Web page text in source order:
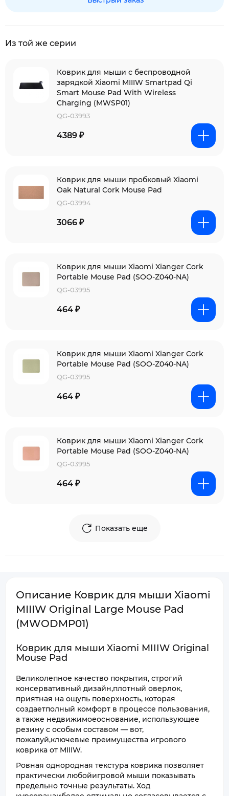
Из той же серии
Коврик для мыши с беспроводной
зарядкой Xiaomi MIIIW Smartpad Qi
Smart Mouse Pad With Wireless
Charging (MWSP01)
QG-03993
4389 ₽
Коврик для мыши пробковый Xiaomi
Oak Natural Cork Mouse Pad
QG-03994
3066 ₽
Коврик для мыши Xiaomi Xianger Cork
Portable Mouse Pad (SOO-Z040-NA)
QG-03995
464 ₽
Коврик для мыши Xiaomi Xianger Cork
Portable Mouse Pad (SOO-Z040-NA)
QG-03995
464 ₽
Коврик для мыши Xiaomi Xianger Cork
Portable Mouse Pad (SOO-Z040-NA)
QG-03995
464 ₽
Показать еще
Описание Коврик для мыши Xiaomi
MIIIW Original Large Mouse Pad
(MWODMP01)
Коврик для мыши Xiaomi MIIIW Original
Mouse Pad
Великолепное качество покрытия, строгий
консервативный дизайн,плотный оверлок,
приятная на ощупь поверхность, которая
создаетполный комфорт в процессе пользования,
а также недвижимоеоснование, использующее
резину с особым составом — вот,
пожалуй,ключевые преимущества игрового
коврика от MIIIW.
Ровная однородная текстура коврика позволяет
практически любойигровой мыши показывать
предельно точные результаты. Ход